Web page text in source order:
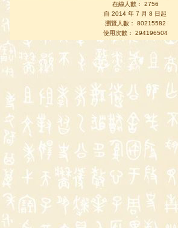
在線人數： 2756
自 2014 年 7 月 8 日起
瀏覽人數： 80215582
使用次數： 294196504